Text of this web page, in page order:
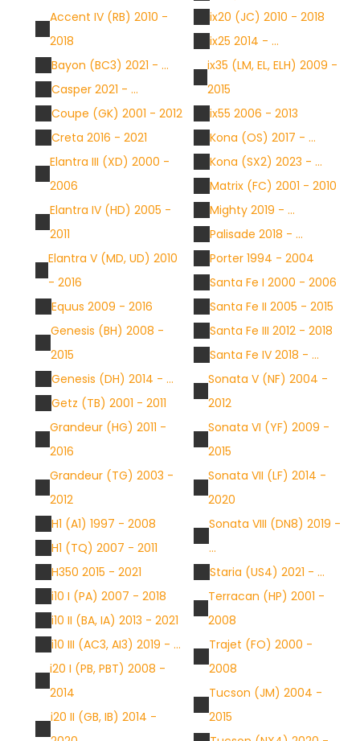
Accent IV (RB) 2010 -
2018
Bayon (BC3) 2021 - ...
Casper 2021 - ...
Coupe (GK) 2001 - 2012
Creta 2016 - 2021
Elantra III (XD) 2000 -
2006
Elantra IV (HD) 2005 -
2011
Elantra V (MD, UD) 2010
- 2016
Equus 2009 - 2016
Genesis (BH) 2008 -
2015
Genesis (DH) 2014 - ...
Getz (TB) 2001 - 2011
Grandeur (HG) 2011 -
2016
Grandeur (TG) 2003 -
2012
H1 (A1) 1997 - 2008
H1 (TQ) 2007 - 2011
H350 2015 - 2021
i10 I (PA) 2007 - 2018
i10 II (BA, IA) 2013 - 2021
i10 III (AC3, AI3) 2019 - ...
i20 I (PB, PBT) 2008 -
2014
i20 II (GB, IB) 2014 -
ix20 (JC) 2010 - 2018
ix25 2014 - ...
ix35 (LM, EL, ELH) 2009 -
2015
ix55 2006 - 2013
Kona (OS) 2017 - ...
Kona (SX2) 2023 - ...
Matrix (FC) 2001 - 2010
Mighty 2019 - ...
Palisade 2018 - ...
Porter 1994 - 2004
Santa Fe I 2000 - 2006
Santa Fe II 2005 - 2015
Santa Fe III 2012 - 2018
Santa Fe IV 2018 - ...
Sonata V (NF) 2004 -
2012
Sonata VI (YF) 2009 -
2015
Sonata VII (LF) 2014 -
2020
Sonata VIII (DN8) 2019 -
...
Staria (US4) 2021 - ...
Terracan (HP) 2001 -
2008
Trajet (FO) 2000 -
2008
Tucson (JM) 2004 -
2015